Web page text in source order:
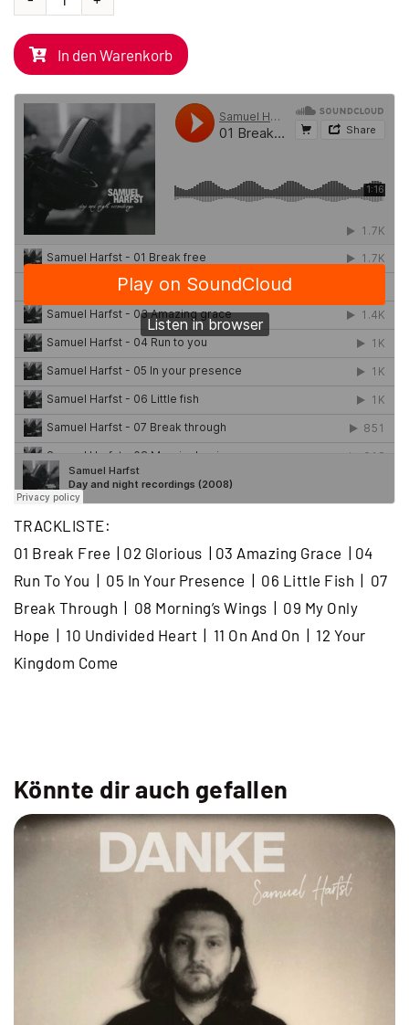
CD
|
Day
And
Night
Recordings
[2009]
DOWNLOAD
Menge
In den Warenkorb
TRACKLISTE:
01 Break Free | 02 Glorious | 03 Amazing Grace | 04
Run To You | 05 In Your Presence | 06 Little Fish | 07
Break Through | 08 Morning’s Wings | 09 My Only
Hope | 10 Undivided Heart | 11 On And On | 12 Your
Kingdom Come
Könnte dir auch gefallen